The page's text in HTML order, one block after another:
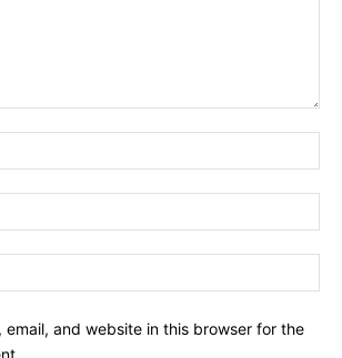
email, and website in this browser for the